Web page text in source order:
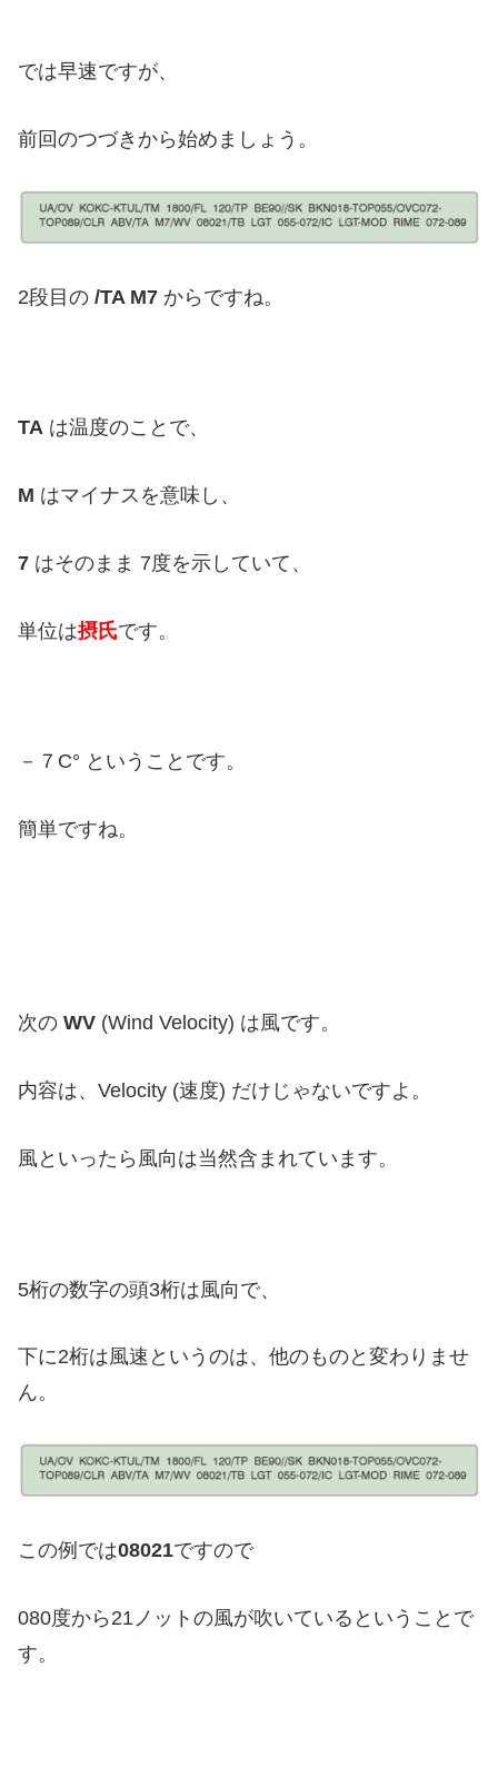
では早速ですが、
前回のつづきから始めましょう。
2段目の /TA M7 からですね。
TA は温度のことで、
M はマイナスを意味し、
7 はそのまま 7度を示していて、
単位は摂氏です。
－７C° ということです。
簡単ですね。
次の WV (Wind Velocity) は風です。
内容は、Velocity (速度) だけじゃないですよ。
風といったら風向は当然含まれています。
5桁の数字の頭3桁は風向で、
下に2桁は風速というのは、他のものと変わりませ
ん。
この例では08021ですので
080度から21ノットの風が吹いているということで
す。